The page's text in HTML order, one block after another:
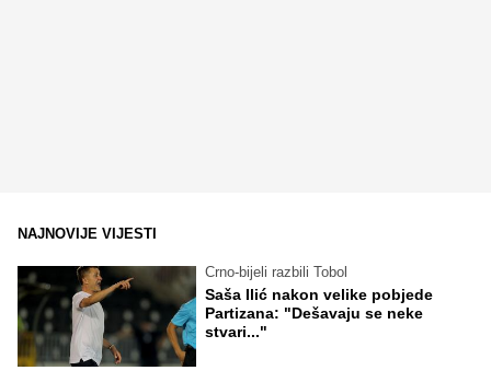
NAJNOVIJE VIJESTI
Crno-bijeli razbili Tobol
Saša Ilić nakon velike pobjede
Partizana: "Dešavaju se neke
stvari..."